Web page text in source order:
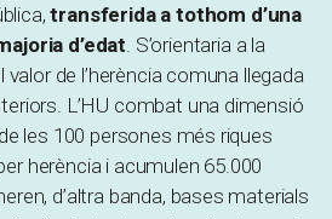
transferida a tothom d’una
d’edat. S’orientaria a la
de l’herència comuna llegada
L’HU combat una dimensió
les 100 persones més riques
herència i acumulen 65.000
d’altra banda, bases materials